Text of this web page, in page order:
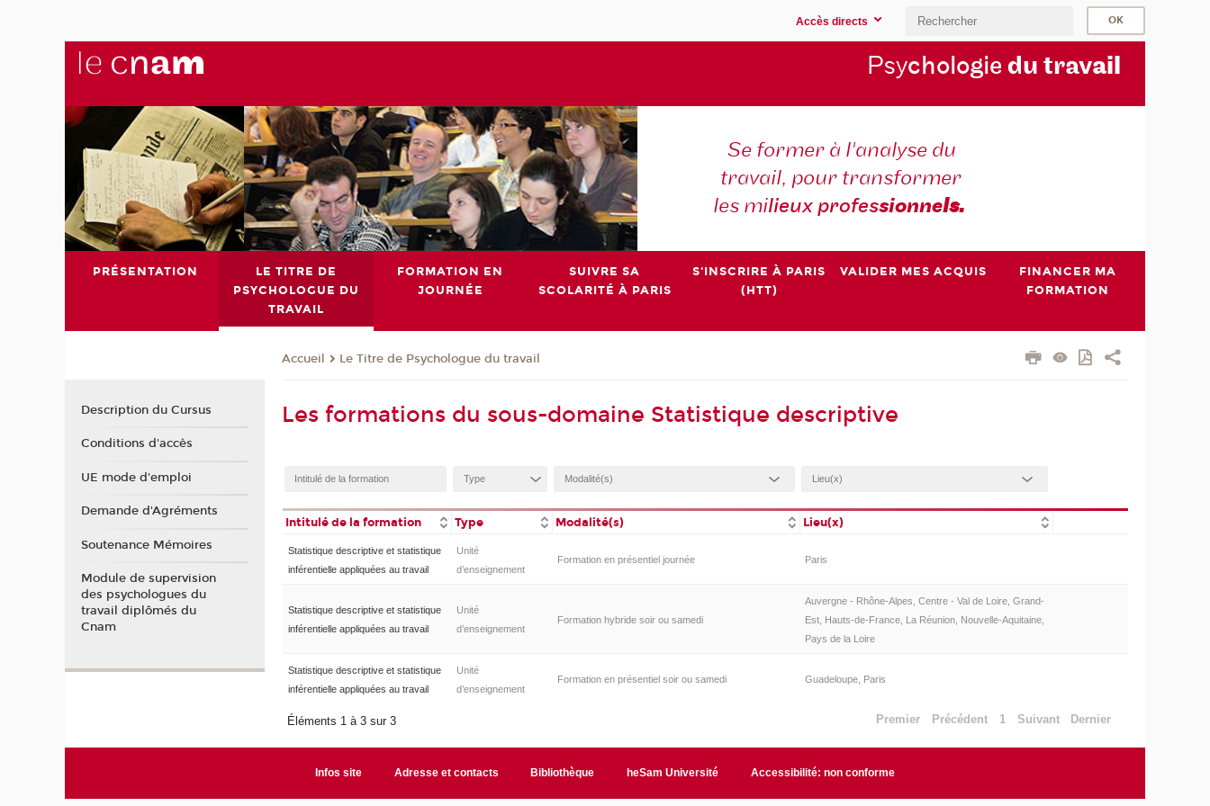
Accès directs
Psychologie du travail
Se former à l'analyse du
travail, pour transformer
les milieux professionnels.
PRÉSENTATION
LE TITRE DE
PSYCHOLOGUE DU
TRAVAIL
FORMATION EN
JOURNÉE
SUIVRE SA
SCOLARITÉ À PARIS
S'INSCRIRE À PARIS
(HTT)
VALIDER MES ACQUIS
FINANCER MA
FORMATION
Accueil Le Titre de Psychologue du travail
Les formations du sous-domaine Statistique descriptive
Intitulé de la formation Type Modalité(s) Lieu(x)
Statistique descriptive et statistique
inférentielle appliquées au travail
Unité
d’enseignement
Formation en présentiel journée Paris
Statistique descriptive et statistique
inférentielle appliquées au travail
Unité
d’enseignement
Formation hybride soir ou samedi
Auvergne - Rhône-Alpes, Centre - Val de Loire, Grand-
Est, Hauts-de-France, La Réunion, Nouvelle-Aquitaine,
Pays de la Loire
Statistique descriptive et statistique
inférentielle appliquées au travail
Unité
d’enseignement
Formation en présentiel soir ou samedi Guadeloupe, Paris
Éléments 1 à 3 sur 3 Premier Précédent 1 Suivant Dernier
Description du Cursus
Conditions d'accès
UE mode d'emploi
Demande d'Agréments
Soutenance Mémoires
Module de supervision
des psychologues du
travail diplômés du
Cnam
Infos site Adresse et contacts Bibliothèque heSam Université Accessibilité: non conforme